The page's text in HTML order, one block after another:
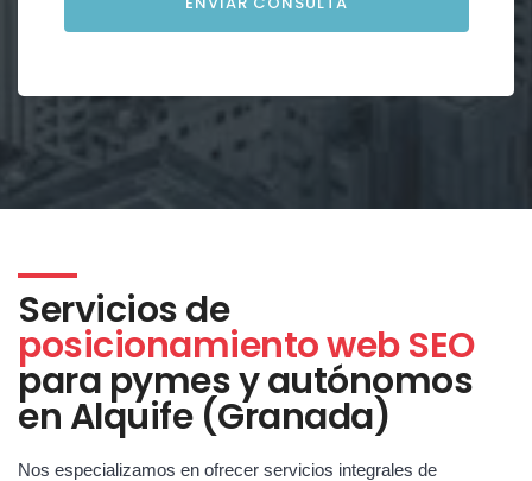
Servicios de
posicionamiento web SEO
para pymes y autónomos
en Alquife (Granada)
Nos especializamos en ofrecer servicios integrales de